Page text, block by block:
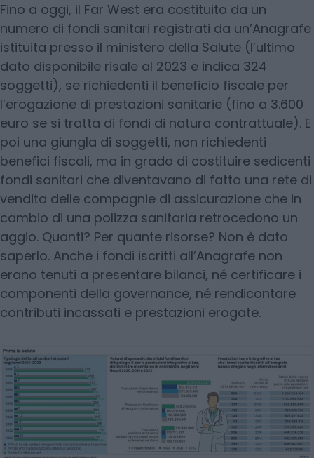
Fino a oggi, il Far West era costituito da un
numero di fondi sanitari registrati da un’Anagrafe
istituita presso il ministero della Salute (l’ultimo
dato disponibile risale al 2023 e indica 324
soggetti), se richiedenti il beneficio fiscale per
l’erogazione di prestazioni sanitarie (fino a 3.600
euro se si tratta di fondi di natura contrattuale). E
poi una giungla di soggetti, non richiedenti
benefici fiscali, ma in grado di costituire sedicenti
fondi sanitari che diventavano di fatto una rete di
vendita delle compagnie di assicurazione che in
cambio di una polizza sanitaria retrocedono un
aggio. Quanti? Per quante risorse? Non è dato
saperlo. Anche i fondi iscritti all’Anagrafe non
erano tenuti a presentare bilanci, né certificare i
componenti della governance, né rendicontare
contributi incassati e prestazioni erogate.